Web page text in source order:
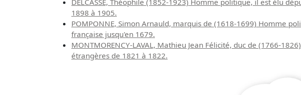
1898 à 1905.
POMPONNE, Simon Arnauld, marquis de (1618-1699) Homme
française jusqu'en 1679.
MONTMORENCY-LAVAL, Mathieu Jean Félicité, duc de (1766-
étrangères de 1821 à 1822.